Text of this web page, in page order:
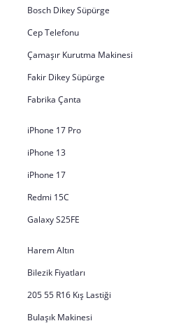
Bosch Dikey Süpürge
Cep Telefonu
Çamaşır Kurutma Makinesi
Fakir Dikey Süpürge
Fabrika Çanta
iPhone 17 Pro
iPhone 13
iPhone 17
Redmi 15C
Galaxy S25FE
Harem Altın
Bilezik Fiyatları
205 55 R16 Kış Lastiği
Bulaşık Makinesi